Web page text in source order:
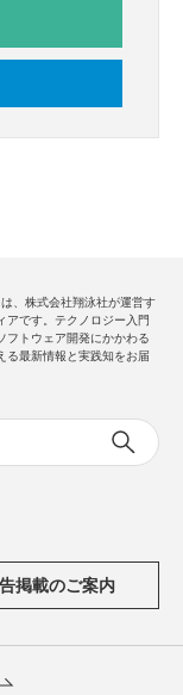
、株式会社翔泳社が運営す
アです。テクノロジー入門
フトウェア開発にかかわる
る最新情報と実践知をお届
掲載のご案内